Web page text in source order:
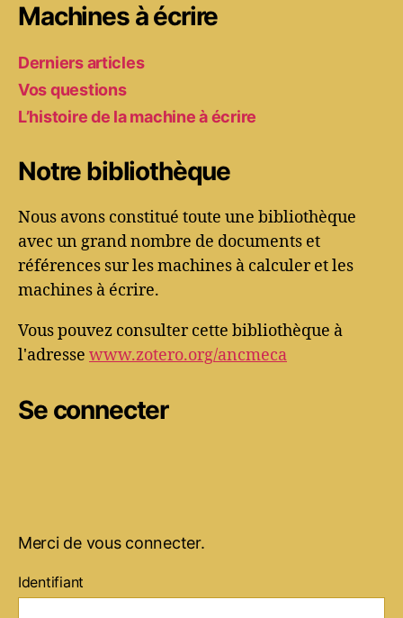
Machines à écrire
Derniers articles
Vos questions
L’histoire de la machine à écrire
Notre bibliothèque
Nous avons constitué toute une bibliothèque
avec un grand nombre de documents et
références sur les machines à calculer et les
machines à écrire.
Vous pouvez consulter cette bibliothèque à
l'adresse www.zotero.org/ancmeca
Se connecter
Merci de vous connecter.
Identifiant